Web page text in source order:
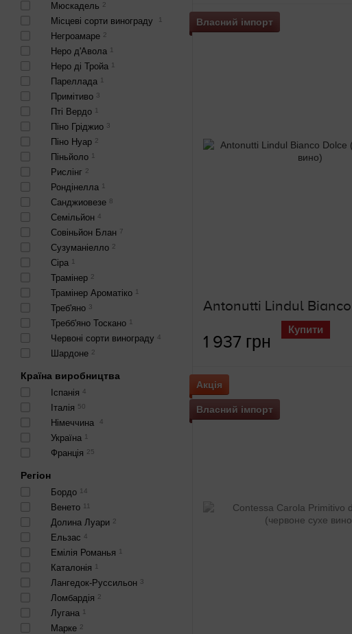
Власний імпорт
1 937 грн
Купити
Акція
Власний імпорт
Мюскадель 2
Місцеві сорти винограду 1
Негроамаре 2
Неро д'Авола 1
Неро ді Тройа 1
Пареллада 1
Примітиво 3
Пті Вердо 1
Піно Гріджио 3
Піно Нуар 2
Піньйоло 1
Рислінг 2
Рондінелла 1
Санджиовезе 8
Семільйон 4
Совіньйон Блан 7
Сузуманіелло 2
Сіра 1
Трамінер 2
Трамінер Ароматіко 1
Треб'яно 3
Требб'яно Тоскано 1
Червоні сорти винограду 4
Шардоне 2
Країна виробництва
Іспанія 4
Італія 50
Німеччина 4
Україна 1
Франція 25
Регіон
Бордо 14
Венето 11
Долина Луари 2
Ельзас 4
Емілія Романья 1
Каталонія 1
Лангедок-Руссильон 3
Ломбардія 2
Лугана 1
Марке 2